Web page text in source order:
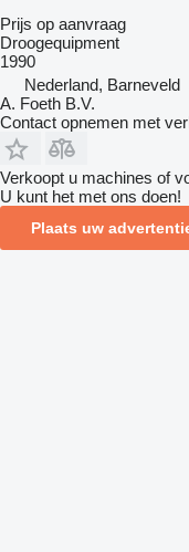
Prijs op aanvraag
Droogequipment
1990
Nederland, Barneveld
A. Foeth B.V.
Contact opnemen met
Verkoopt u machines of
U kunt het met ons doen!
Plaats uw